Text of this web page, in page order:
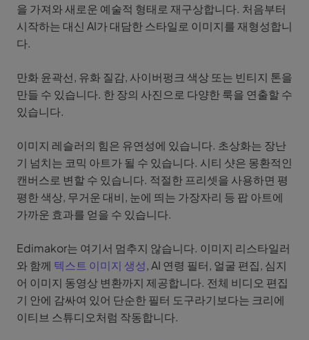
을 가져와 새로운 예술적 형태로 재구상합니다. 처음부터
시작하는 대신 AI가 대담한 스타일로 이미지를 재형성합니
다.
만화 윤곽선, 유화 질감, 사이버펑크 색상 또는 빈티지 톤을
만들 수 있습니다. 한 장의 사진으로 다양한 룩을 연출할 수
있습니다.
이미지 레슬러의 힘은 유연성에 있습니다. 초상화는 장난
기 넘치는 코믹 아트가 될 수 있습니다. 시티 샷은 몽환적인
캔버스로 변할 수 있습니다. 적절한 프리셋을 사용하면 평
평한 색상, 무거운 대비, 눈에 띄는 가장자리 등 팝 아트에
가까운 효과를 얻을 수 있습니다.
Edimakor는 여기서 멈추지 않습니다. 이미지 리스타일러
와 함께 텍스트 이미지 생성, AI 연령 필터, 얼굴 편집, 심지
어 이미지 동영상 변환까지 제공합니다. 전체 비디오 편집
기 안에 감싸여 있어 단순한 필터 도구라기보다는 크리에
이티브 스튜디오처럼 작동합니다.